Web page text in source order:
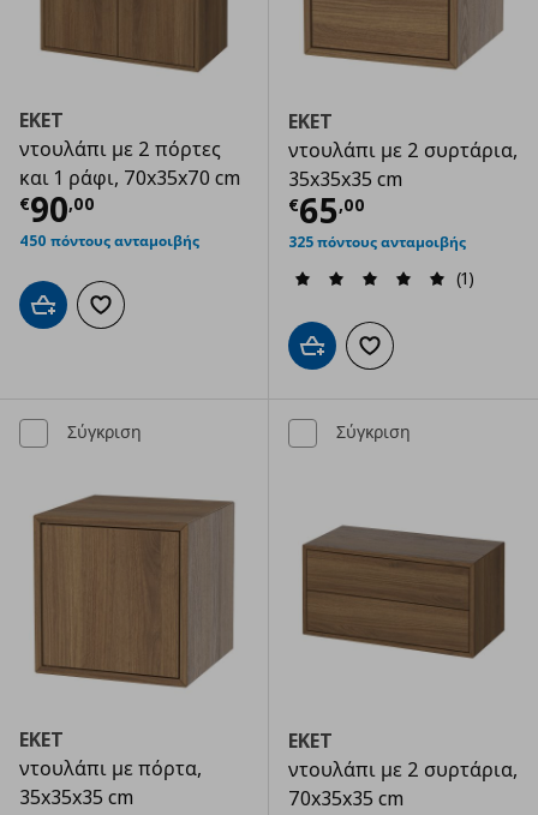
EKET
ντουλάπι με 2 πόρτες
και 1 ράφι, 70x35x70 cm
€90,00
Τρέχουσα τιμή € 90,00
450 πόντους ανταμοιβής
Προσθήκη στο καλάθι
Προσθήκη στα αγαπημένα
EKET
ντουλάπι με 2 συρτάρια,
35x35x35 cm
€65,00
Τρέχουσα
325 πόντους ανταμοιβής
(1)
Προσθήκη στο καλάθι
Προσθήκη στα
Σύγκριση
EKET
ντουλάπι με πόρτα,
35x35x35 cm
Σύγκριση
EKET
ντουλάπι με 2 συρτάρια,
70x35x35 cm